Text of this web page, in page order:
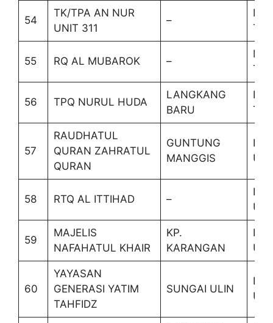
54
TK/TPA AN NUR
UNIT 311
–
55 RQ AL MUBAROK –
56 TPQ NURUL HUDA
LANGKANG
BARU
57
RAUDHATUL
QURAN ZAHRATUL
QURAN
GUNTUNG
MANGGIS
58 RTQ AL ITTIHAD –
59
MAJELIS
NAFAHATUL KHAIR
KP.
KARANGAN
60
YAYASAN
GENERASI YATIM
TAHFIDZ
SUNGAI ULIN